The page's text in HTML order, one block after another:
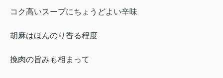
コク高いスープにちょうどよい辛味
胡麻はほんのり香る程度
挽肉の旨みも相まって